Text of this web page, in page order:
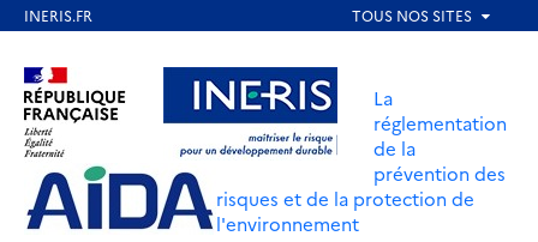
contenu
principal
Aller au contenu Aller au menu
Aller au pied de page
La
réglementation
de la
prévention des
risques et de la protection de
l'environnement